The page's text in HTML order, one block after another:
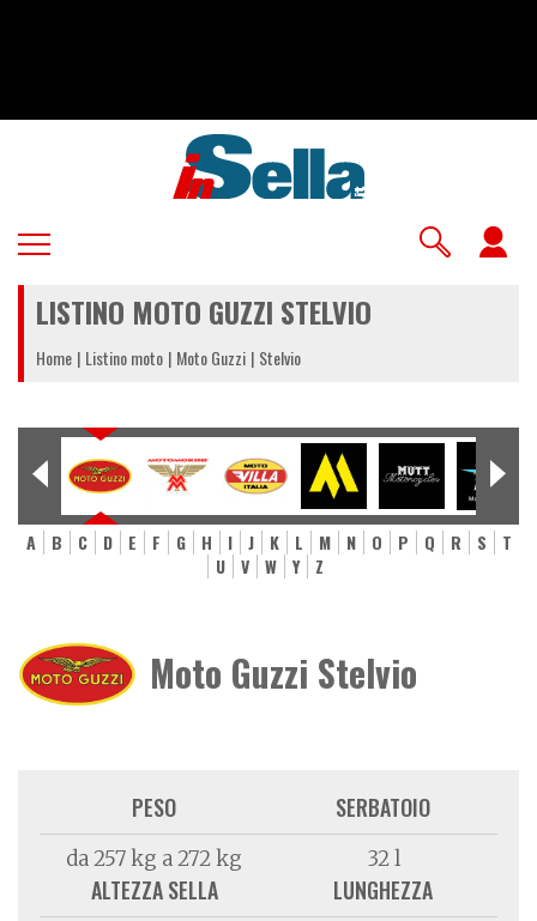
LISTINO MOTO GUZZI STELVIO
Home Listino moto Moto Guzzi Stelvio
A B C D E F G H I J K L M N O P Q R S
T
U
V W Y Z
Moto Guzzi Stelvio
PESO
da 257 kg a 272 kg
SERBATOIO
32 l
ALTEZZA SELLA LUNGHEZZA